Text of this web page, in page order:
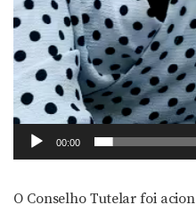
00:00
O Conselho Tutelar foi